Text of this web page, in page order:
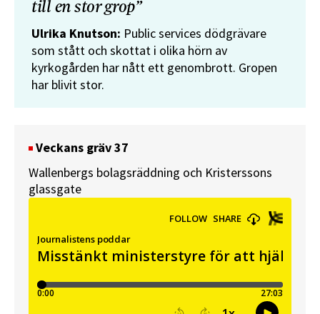
till en stor grop”
Ulrika Knutson: Public services dödgrävare
som stått och skottat i olika hörn av
kyrkogården har nått ett genombrott. Gropen
har blivit stor.
Veckans gräv 37
Wallenbergs bolagsräddning och Kristerssons
glassgate